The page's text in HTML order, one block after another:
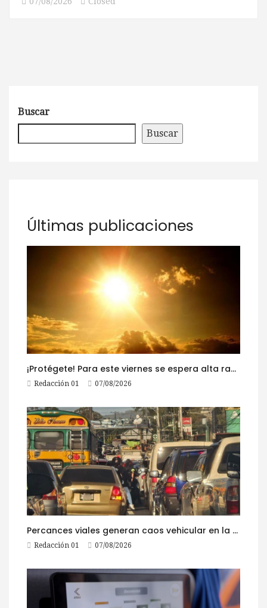
Buscar
Buscar
Últimas publicaciones
¡Protégete! Para este viernes se espera alta radiación solar
Redacción 01 07/08/2026
Percances viales generan caos vehicular en la ruta al Pacífico este viernes
Redacción 01 07/08/2026